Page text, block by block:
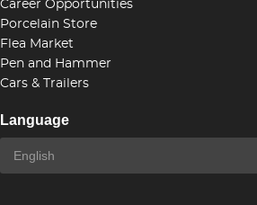
Career Opportunities
Porcelain Store
Flea Market
Pen and Hammer
Cars & Trailers
Language